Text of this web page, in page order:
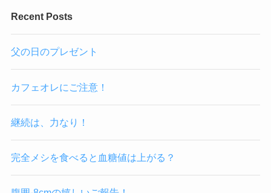
Recent Posts
父の日のプレゼント
カフェオレにご注意！
継続は、力なり！
完全メシを食べると血糖値は上がる？